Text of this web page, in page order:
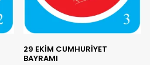
29 EKİM CUMHURİYET
BAYRAMI